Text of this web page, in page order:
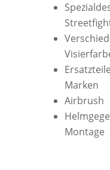
Marken
Airbrush
Montage